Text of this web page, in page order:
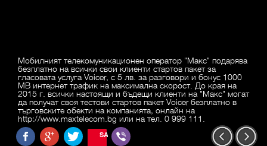
Мобилният телекомуникационен оператор "Макс" подарява
безплатно на всички свои клиенти стартов пакет за
гласовата услуга Voicer, с 5 лв. за разговори и бонус 1000
MB интернет трафик на максимална скорост. До края на
2015 г. всички настоящи и бъдещи клиенти на "Макс" могат
да получат своя тестови стартов пакет Voicer безплатно в
търговските обекти на компанията, онлайн на
http://www.maxtelecom.bg или на тел. 0 999 111.
SAVE